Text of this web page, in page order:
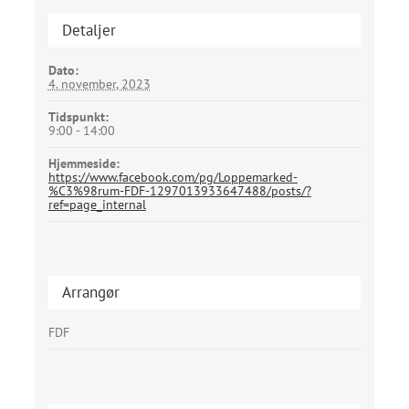
Detaljer
Dato:
4. november, 2023
Tidspunkt:
9:00 - 14:00
Hjemmeside:
https://www.facebook.com/pg/Loppemarked-
%C3%98rum-FDF-1297013933647488/posts/?
ref=page_internal
Arrangør
FDF